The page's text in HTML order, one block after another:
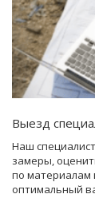
Выезд
Наш
замеры,
по материалам
оптимальный